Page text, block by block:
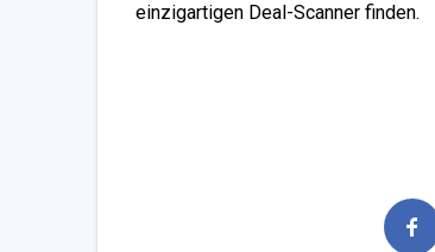
einzigartigen Deal-Scanner finden.